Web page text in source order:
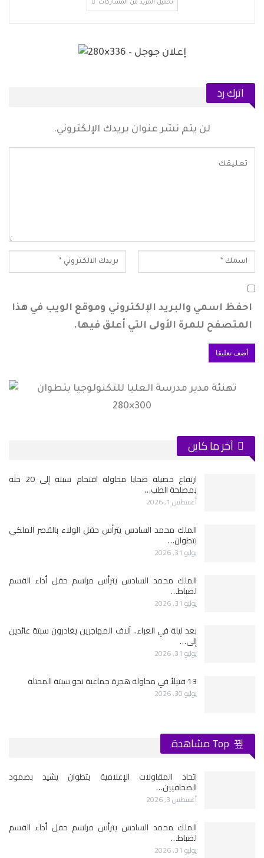
تحميل المزيد من المشاركات
اترك رد
لن يتم نشر عنوان بريدك الإلكتروني.
احفظ اسمي والبريد الإلكتروني وموقع الويب في هذا
المتصفح للمرة الأولى التي أعلق فيها.
آخر ما كاين
ارتفاع حصيلة ضحايا محاولة اقتحام سبتة إلى 20 جثة
بمصلحة الطب…
أغسطس 1, 2026
الملك محمد السادس يترأس حفل الولاء بالقصر الملكي
بتطوان…
يوليو 31, 2026
الملك محمد السادس يترأس مراسم حفل أداء القسم
لضباط…
يوليو 31, 2026
بعد ليلة في العراء.. آلاف المهاجرين يغادرون سبتة عائدين
إلى…
يوليو 31, 2026
13 قتيلاً في محاولة هجرة جماعية نحو سبتة المحتلة
يوليو 30, 2026
اتحاد المقاولات الإعلامية بتطوان يشيد بصمود
الصحافيين…
أغسطس 3, 2026
الملك محمد السادس يترأس مراسم حفل أداء القسم
لضباط…
يوليو 31, 2026